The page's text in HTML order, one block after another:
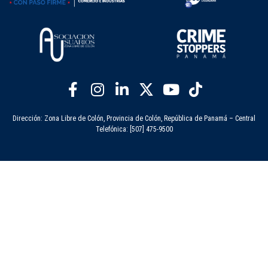
Dirección: Zona Libre de Colón, Provincia de Colón, República de Panamá – Central
Telefónica: [507] 475-9500